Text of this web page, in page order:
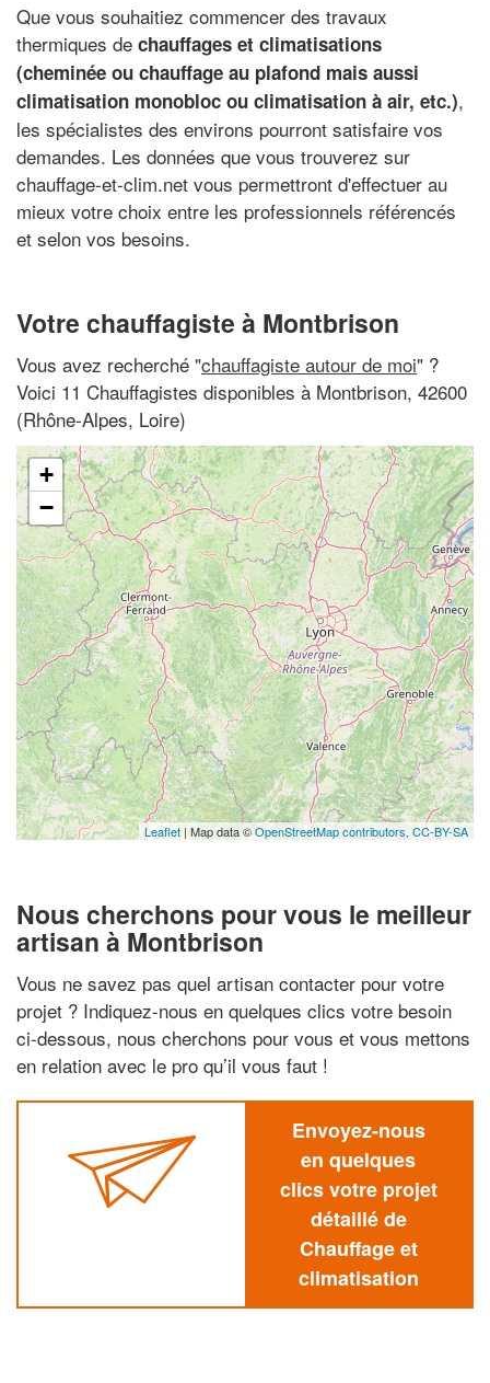
Que vous souhaitiez commencer des travaux
thermiques de chauffages et climatisations
(cheminée ou chauffage au plafond mais aussi
climatisation monobloc ou climatisation à air, etc.),
les spécialistes des environs pourront satisfaire vos
demandes. Les données que vous trouverez sur
chauffage-et-clim.net vous permettront d'effectuer au
mieux votre choix entre les professionnels référencés
et selon vos besoins.
Votre chauffagiste à Montbrison
Vous avez recherché "chauffagiste autour de moi" ?
Voici 11 Chauffagistes disponibles à Montbrison, 42600
(Rhône-Alpes, Loire)
+
−
Leaflet | Map data ©OpenStreetMap contributors, CC-BY-SA
Nous cherchons pour vous le meilleur
artisan à Montbrison
Vous ne savez pas quel artisan contacter pour votre
projet ? Indiquez-nous en quelques clics votre besoin
ci-dessous, nous cherchons pour vous et vous mettons
en relation avec le pro qu’il vous faut !
Envoyez-nous
en quelques
clics votre projet
détaillé de
Chauffage et
climatisation